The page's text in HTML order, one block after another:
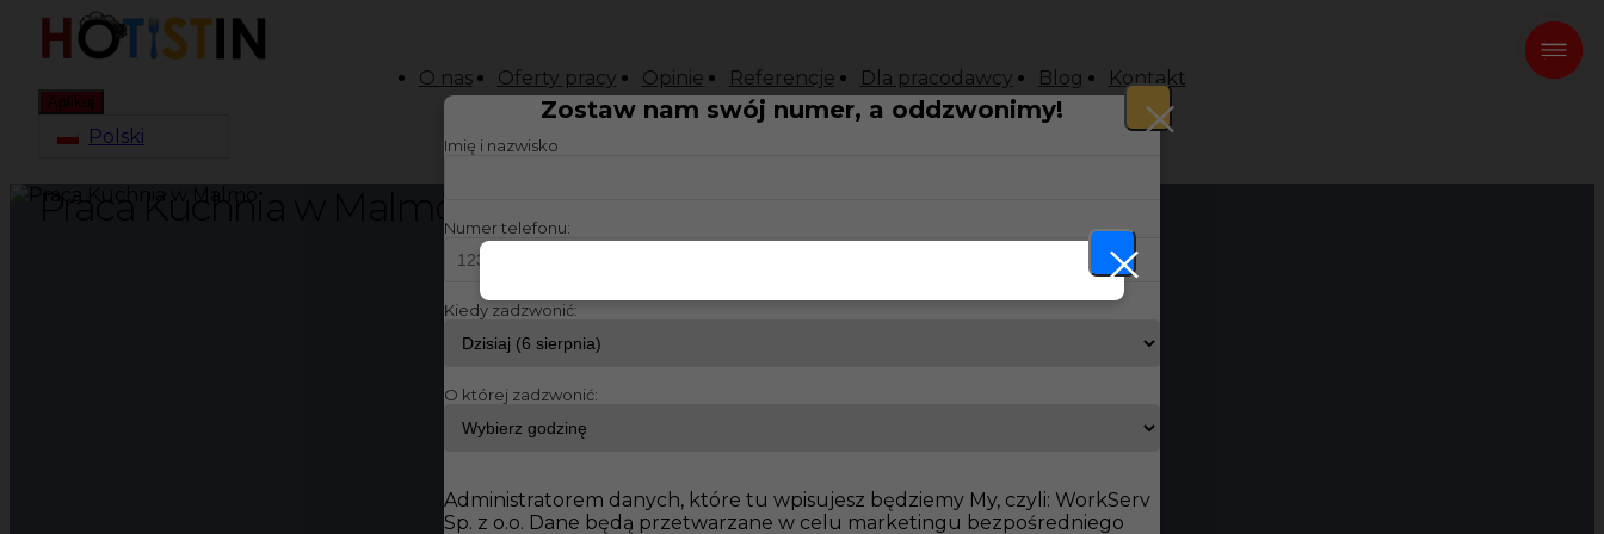
O nas Oferty pracy Opinie Referencje Dla pracodawcy Blog Kontakt
Aplikuj
Polski
Zostaw nam swój numer, a oddzwonimy!
Imię i nazwisko
Numer telefonu:
Kiedy zadzwonić:
O której zadzwonić:
Administratorem danych, które tu wpisujesz będziemy My, czyli: WorkServ
Sp. z o.o. Dane będą przetwarzane w celu marketingu bezpośredniego